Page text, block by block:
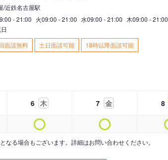
/近鉄名古屋駅
- 21:00 火09:00 - 21:00 水09:00 - 21:00 木09:00 - 21:00
面談無料 土日面談可能 18時以降面談可能
6 木 7 金 8
なる場合もございます。詳細はお問い合わせください。